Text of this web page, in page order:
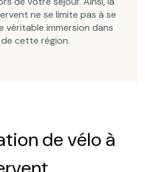
ne se limite pas à se
véritable immersion dans
cette région.
de vélo à